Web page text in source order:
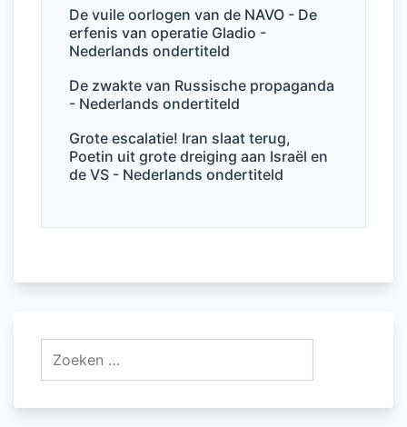
De vuile oorlogen van de NAVO - De
erfenis van operatie Gladio -
Nederlands ondertiteld
De zwakte van Russische propaganda
- Nederlands ondertiteld
Grote escalatie! Iran slaat terug,
Poetin uit grote dreiging aan Israël en
de VS - Nederlands ondertiteld